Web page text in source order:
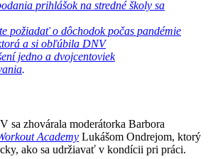
prihlášok na stredné školy sa
požiadať o dôchodok počas pandémie
a si obľúbila DNV
jedno a dvojcentoviek
.
sa zhovárala moderátorka Barbora
Academy Lukášom Ondrejom, ktorý
ako sa udržiavať v kondícii pri práci.